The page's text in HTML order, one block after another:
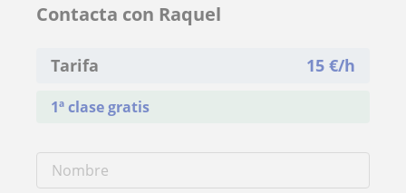
Contacta con Raquel
Tarifa 15 €/h
1ª clase gratis